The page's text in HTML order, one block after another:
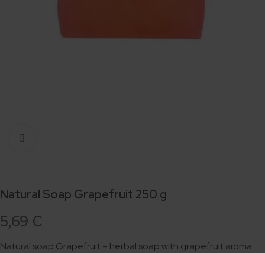
Natural Soap Grapefruit 250 g
5,69 €
Natural soap Grapefruit – herbal soap with grapefruit aroma.